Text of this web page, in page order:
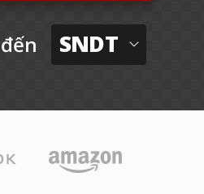
đến SNDT